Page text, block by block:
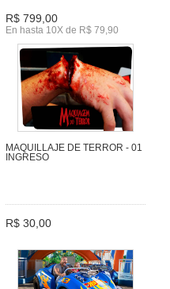
R$ 799,00
En hasta 10X de R$ 79,90
MAQUILLAJE DE TERROR - 01
INGRESO
R$ 30,00